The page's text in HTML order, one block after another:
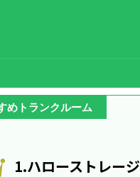
めトランクルーム
1.ハローストレージ